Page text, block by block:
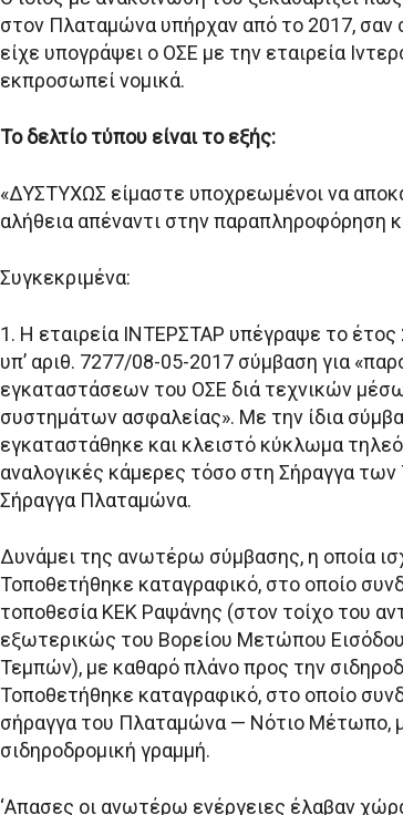
στον Πλαταμώνα υπήρχαν από το 2017, σαν
είχε υπογράψει ο ΟΣΕ με την εταιρεία
εκπροσωπεί νομικά.
Το δελτίο τύπου είναι το εξής:
«ΔΥΣΤΥΧΩΣ είμαστε υποχρεωμένοι να
αλήθεια απέναντι στην παραπληροφόρηση
Συγκεκριμένα:
1. Η εταιρεία ΙΝΤΕΡΣΤΑΡ υπέγραψε το έτος
υπ’ αριθ. 7277/08-05-2017 σύμβαση για
εγκαταστάσεων του ΟΣΕ διά τεχνικών
συστημάτων ασφαλείας». Με την ίδια
εγκαταστάθηκε και κλειστό κύκλωμα
αναλογικές κάμερες τόσο στη Σήραγγα
Σήραγγα Πλαταμώνα.
Δυνάμει της ανωτέρω σύμβασης, η οποία
Τοποθετήθηκε καταγραφικό, στο οποίο
τοποθεσία ΚΕΚ Ραψάνης (στον τοίχο του
εξωτερικώς του Βορείου Μετώπου
Τεμπών), με καθαρό πλάνο προς την
Τοποθετήθηκε καταγραφικό, στο οποίο
σήραγγα του Πλαταμώνα — Νότιο Μέτωπο,
σιδηροδρομική γραμμή.
‘Απασες οι ανωτέρω ενέργειες έλαβαν